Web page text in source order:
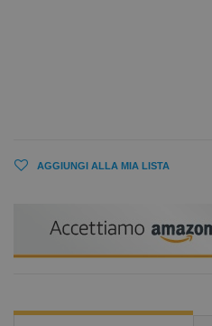
AGGIUNGI ALLA MIA LISTA